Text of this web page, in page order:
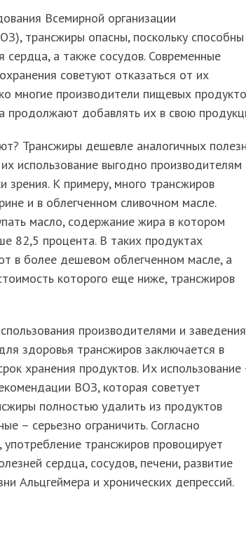
Всемирной организации
трансжиры опасны, поскольку способны
сердца, а также сосудов. Современные
советуют отказаться от их
многие производители пищевых
продолжают добавлять их в свою
Трансжиры дешевле аналогичных
использование выгодно производителям
зрения. К примеру, много трансжиров
и в облегченном сливочном масле.
масло, содержание жира в котором
82,5 процента. В таких продуктах
в более дешевом облегченном масле, а
которого еще ниже, трансжиров
производителями и
здоровья трансжиров заключается в
хранения продуктов. Их использование
ВОЗ, которая советует
полностью удалить из продуктов
– серьезно ограничить. Согласно
трансжиров провоцирует
сердца, сосудов, печени, развитие
Альцгеймера и хронических депрессий.